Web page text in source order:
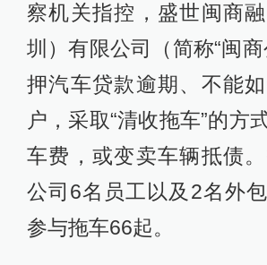
察机关指控，盛世闽商
圳）有限公司（简称“闽
押汽车贷款逾期、不能
户，采取“清收拖车”的方
车费，或变卖车辆抵债
公司6名员工以及2名外
参与拖车66起。